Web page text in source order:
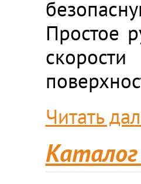
Простое
Читать